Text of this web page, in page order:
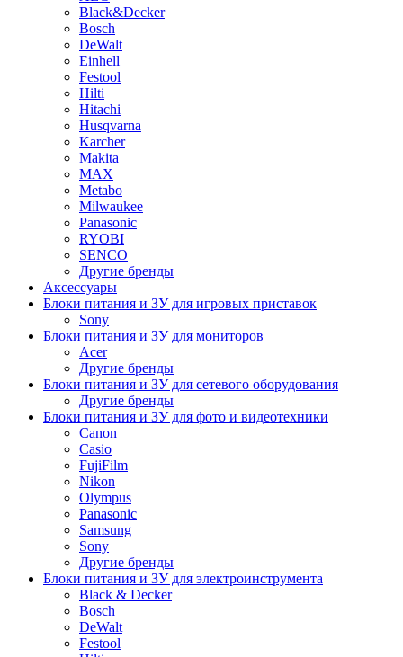
Black&Decker
Bosch
DeWalt
Einhell
Festool
Hilti
Hitachi
Husqvarna
Karcher
Makita
MAX
Metabo
Milwaukee
Panasonic
RYOBI
SENCO
Другие бренды
Аксессуары
Блоки питания и ЗУ для игровых приставок
Sony
Блоки питания и ЗУ для мониторов
Acer
Другие бренды
Блоки питания и ЗУ для сетевого оборудования
Другие бренды
Блоки питания и ЗУ для фото и видеотехники
Canon
Casio
FujiFilm
Nikon
Olympus
Panasonic
Samsung
Sony
Другие бренды
Блоки питания и ЗУ для электроинструмента
Black & Decker
Bosch
DeWalt
Festool